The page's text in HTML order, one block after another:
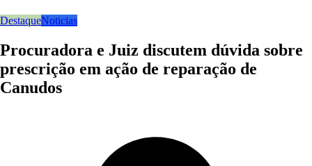
DestaqueNoticias
Procuradora e Juiz discutem dúvida sobre
prescrição em ação de reparação de
Canudos